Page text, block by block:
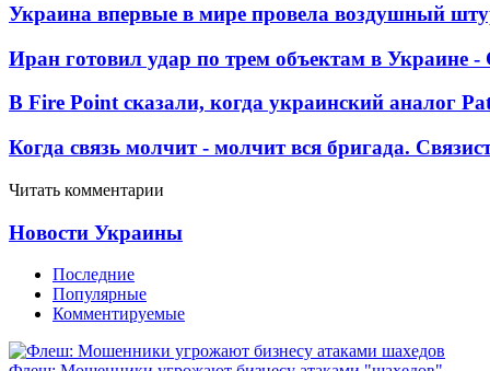
Украина впервые в мире провела воздушный
Иран готовил удар по трем объектам в Украине
В Fire Point сказали, когда украинский аналог
Когда связь молчит - молчит вся бригада.
Читать комментарии
Новости Украины
Последние
Популярные
Комментируемые